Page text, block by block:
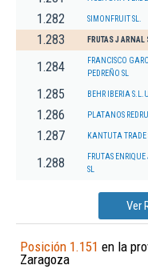
1.282 SIMONFRUIT SL.
1.283 FRUTAS J ARNAL
1.284
FRANCISCO
PEDREÑO SL
1.285 BEHR IBERIA S.L.U.
1.286 PLATANOS
1.287 KANTUTA TRADE
1.288
FRUTAS
SL
Ver
Posición 1.151 en la
Zaragoza